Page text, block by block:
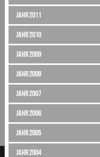
Jahr 2011
Jahr 2010
Jahr 2009
Jahr 2008
Jahr 2007
Jahr 2006
Jahr 2005
Jahr 2004